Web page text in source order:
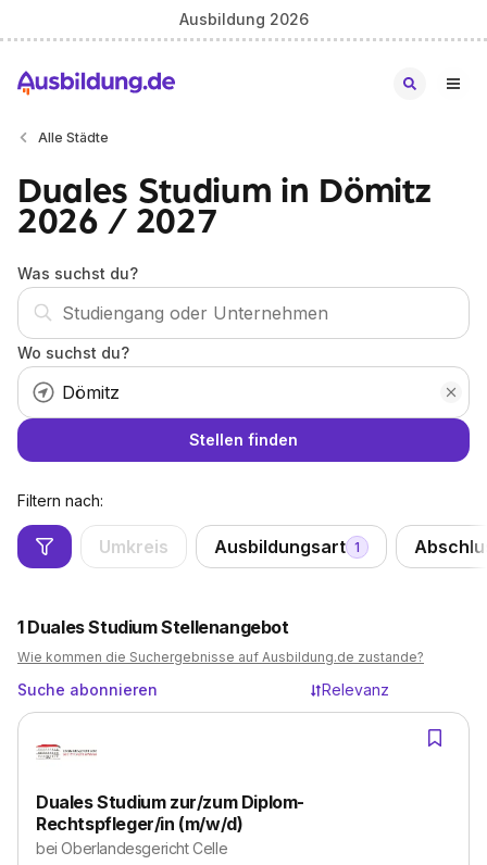
Ausbildung 2026
Alle Städte
Duales Studium in Dömitz
2026 / 2027
Was suchst du?
Wo suchst du?
Stellen finden
Filtern nach:
Umkreis Ausbildungsart 1
1 Duales Studium Stellenangebot
Wie kommen die Suchergebnisse auf Ausbildung.de zustande?
Suche abonnieren Relevanz
Duales Studium zur/zum Diplom-
Rechtspfleger/in (m/w/d)
beiOberlandesgericht Celle